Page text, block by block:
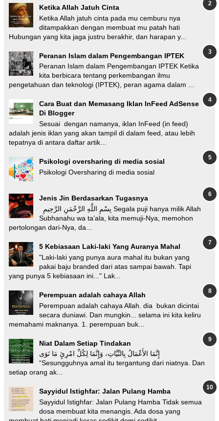
Ketika Allah Jatuh Cinta
Ketika Allah jatuh cinta pada mu cemburu nya
ditampakkan dengan membuat mu patah hati
Hubungan yang kita jaga justru berakhir, dan harapan y...
Peranan Islam dalam Pengembangan IPTEK
Peranan Islam dalam Pengembangan IPTEK Ketika
kita berbicara tentang perkembangan ilmu
pengetahuan dan teknologi (IPTEK), peran agama dalam ...
Cara Buat dan Memasang Iklan InFeed AdSense
Di Blogger
Sesuai dengan namanya, iklan InFeed (in feed)
adalah jenis iklan yang akan tampil di dalam feed, atau lebih
tepatnya di antara daftar artik...
Psikologi oversharing di media sosial
Psikologi Oversharing di media sosial
Jenis Jin Berdasarkan Tugasnya
Subhanahu wa ta’ala, kita memuji-Nya, memohon
pertolongan dari-Nya, da...
5 Kebiasaan Laki-laki Yang Auranya Mahal
"Laki-laki yang punya aura mahal itu bukan yang
pakai baju branded dari atas sampai bawah. Tapi
yang punya 5 kebiasaan ini..." Lak...
Perempuan adalah cahaya Allah
Perempuan adalah cahaya Allah. dia bukan dicintai
secara duniawi. Dan mungkin... selama ini kita keliru
memahami maknanya. 1. perempuan buk...
Niat Dalam Setiap Tindakan
إِنَّمَا الأَعْمَالُ بِالنِّيَّاتِ، وَإِنَّمَا لِكُلِّ امْرِئٍ مَا نَوَى
“Sesungguhnya amal itu tergantung dari niatnya. Dan
setiap orang ak...
Sayyidul Istighfar: Jalan Pulang Hamba
Sayyidul Istighfar: Jalan Pulang Hamba Tidak semua
dosa membuat kita menangis. Ada dosa yang